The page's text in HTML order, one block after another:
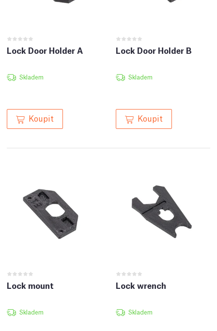
Lock Door Holder A
Skladem
Koupit
Lock Door Holder B
Skladem
Koupit
Lock mount
Skladem
Lock wrench
Skladem